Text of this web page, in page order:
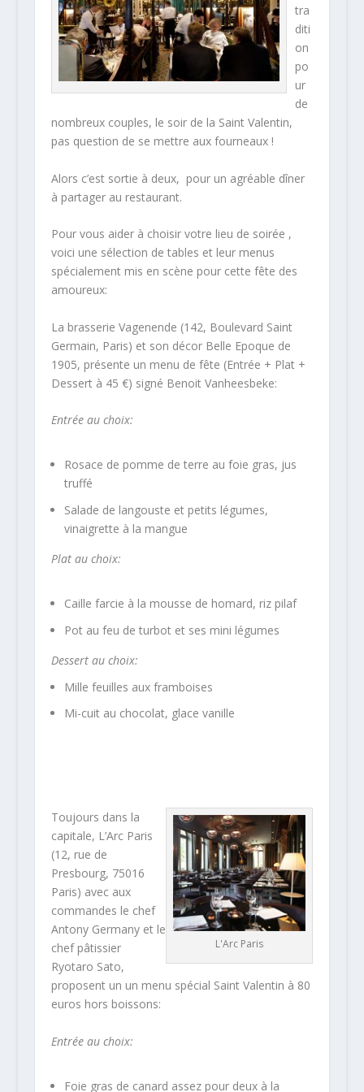
tra
diti
on
po
ur
de
nombreux couples, le soir de la Saint Valentin,
pas question de se mettre aux fourneaux !
Alors c’est sortie à deux, pour un agréable dîner
à partager au restaurant.
Pour vous aider à choisir votre lieu de soirée ,
voici une sélection de tables et leur menus
spécialement mis en scène pour cette fête des
amoureux:
La brasserie Vagenende (142, Boulevard Saint
Germain, Paris) et son décor Belle Epoque de
1905, présente un menu de fête (Entrée + Plat +
Dessert à 45 €) signé Benoit Vanheesbeke:
Entrée au choix:
Rosace de pomme de terre au foie gras, jus
truffé
Salade de langouste et petits légumes,
vinaigrette à la mangue
Plat au choix:
Caille farcie à la mousse de homard, riz pilaf
Pot au feu de turbot et ses mini légumes
Dessert au choix:
Mille feuilles aux framboises
Mi-cuit au chocolat, glace vanille
L'Arc Paris
Toujours dans la
capitale, L’Arc Paris
(12, rue de
Presbourg, 75016
Paris) avec aux
commandes le chef
Antony Germany et le
chef pâtissier
Ryotaro Sato,
proposent un un menu spécial Saint Valentin à 80
euros hors boissons:
Entrée au choix:
Foie gras de canard assez pour deux à la